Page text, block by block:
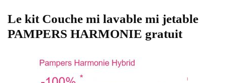
Le kit Couche mi lavable mi jetable
PAMPERS HARMONIE gratuit